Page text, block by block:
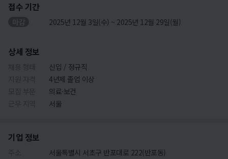
접수 기간
2025년 12월 3일(수) ~ 2025년 12월 29일(월)
상세 정보
신입 / 정규직
4년제 졸업 이상
의료·보건
서울
기업 정보
서울특별시 서초구 반포대로 222(반포동)